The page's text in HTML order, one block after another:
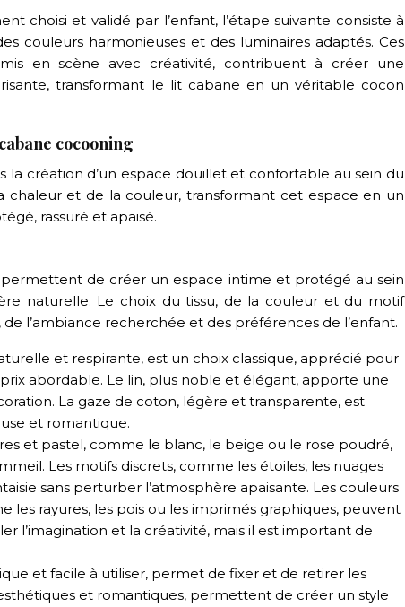
choisi et validé par l’enfant, l’étape suivante consiste à
couleurs harmonieuses et des luminaires adaptés. Ces
en scène avec créativité, contribuent à créer une
transformant le lit cabane en un véritable cocon
cocooning
création d’un espace douillet et confortable au sein du
et de la couleur, transformant cet espace en un
rassuré et apaisé.
permettent de créer un espace intime et protégé au sein
naturelle. Le choix du tissu, de la couleur et du motif
l’ambiance recherchée et des préférences de l’enfant.
et respirante, est un choix classique, apprécié pour
abordable. Le lin, plus noble et élégant, apporte une
La gaze de coton, légère et transparente, est
et romantique.
et pastel, comme le blanc, le beige ou le rose poudré,
Les motifs discrets, comme les étoiles, les nuages
sans perturber l’atmosphère apaisante. Les couleurs
les rayures, les pois ou les imprimés graphiques, peuvent
l’imagination et la créativité, mais il est important de
et facile à utiliser, permet de fixer et de retirer les
et romantiques, permettent de créer un style